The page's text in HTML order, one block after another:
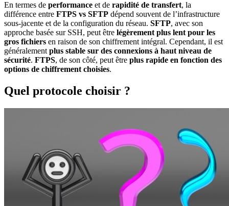
En termes de performance et de rapidité de transfert, la
différence entre FTPS vs SFTP dépend souvent de l’infrastructure
sous-jacente et de la configuration du réseau. SFTP, avec son
approche basée sur SSH, peut être légèrement plus lent pour les
gros fichiers en raison de son chiffrement intégral. Cependant, il est
généralement plus stable sur des connexions à haut niveau de
sécurité. FTPS, de son côté, peut être plus rapide en fonction des
options de chiffrement choisies.
Quel protocole choisir ?